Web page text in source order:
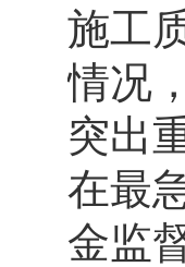
施工
情况
突出
在最
金监